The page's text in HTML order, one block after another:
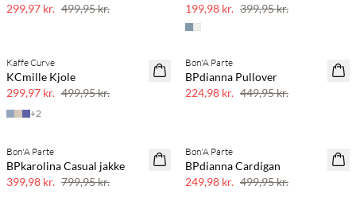
299,97 kr. 499,95 kr.
199,98 kr. 399,95 kr.
40% rabat
Kaffe Curve
KCmille Kjole
299,97 kr. 499,95 kr.
+2
50% rabat
Bon'A Parte
BPdianna Pullover
224,98 kr. 449,95 kr.
50% rabat
Bon'A Parte
BPkarolina Casual jakke
399,98 kr. 799,95 kr.
50% rabat
Bon'A Parte
BPdianna Cardigan
249,98 kr. 499,95 kr.